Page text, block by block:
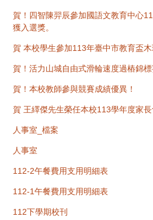
賀！四智陳羿辰參加國語文教育中心
獲入選獎。
賀 本校學生參加113年臺中市教育盃
賀！活力山城自由式滑輪速度過樁錦
賀！本校教師參與競賽成績優異！
賀 王繹傑先生榮任本校113學年度家
人事室_檔案
人事室
112-2午餐費用支用明細表
112-1午餐費用支用明細表
112下學期校刊